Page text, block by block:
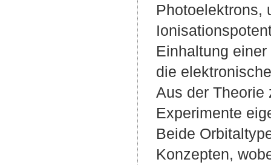
Photoelektrons,
Einhaltung
die
Aus der Theorie
Experimente
Beide
Konzepten,